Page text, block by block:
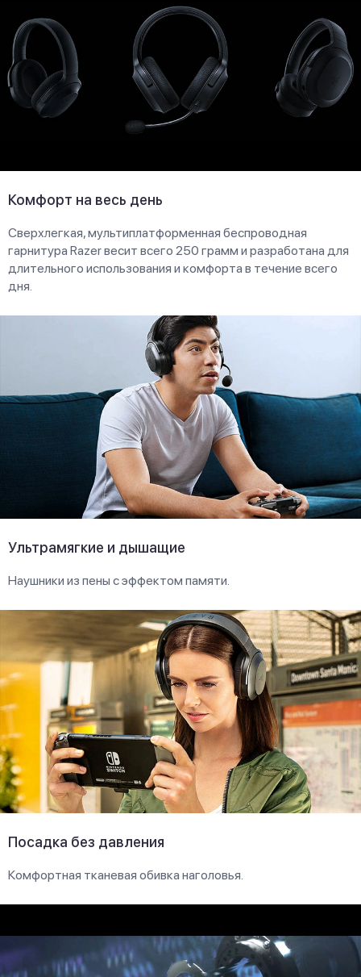
Комфорт на весь день
Сверхлегкая, мультиплатформенная беспроводная
гарнитура Razer весит всего 250 грамм и разработана для
длительного использования и комфорта в течение всего
дня.
Ультрамягкие и дышащие
Наушники из пены с эффектом памяти.
Посадка без давления
Комфортная тканевая обивка наголовья.